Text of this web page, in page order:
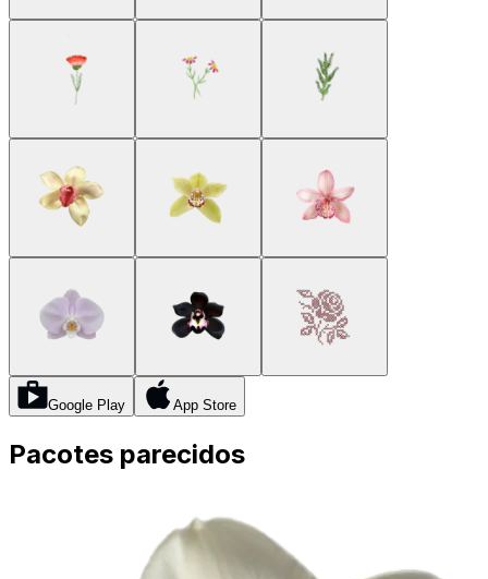
Google Play App Store
Pacotes parecidos